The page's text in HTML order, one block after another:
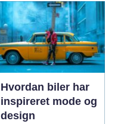
Hvordan biler har
inspireret mode og
design